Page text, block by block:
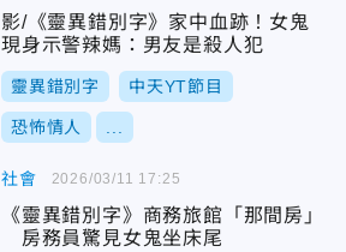
影/《靈異錯別字》家中血跡！女鬼
現身示警辣媽：男友是殺人犯
靈異錯別字 中天YT節目
恐怖情人
社會
《靈異錯別字》商務旅館「那間房」
房務員驚見女鬼坐床尾
2026/03/11 17:25